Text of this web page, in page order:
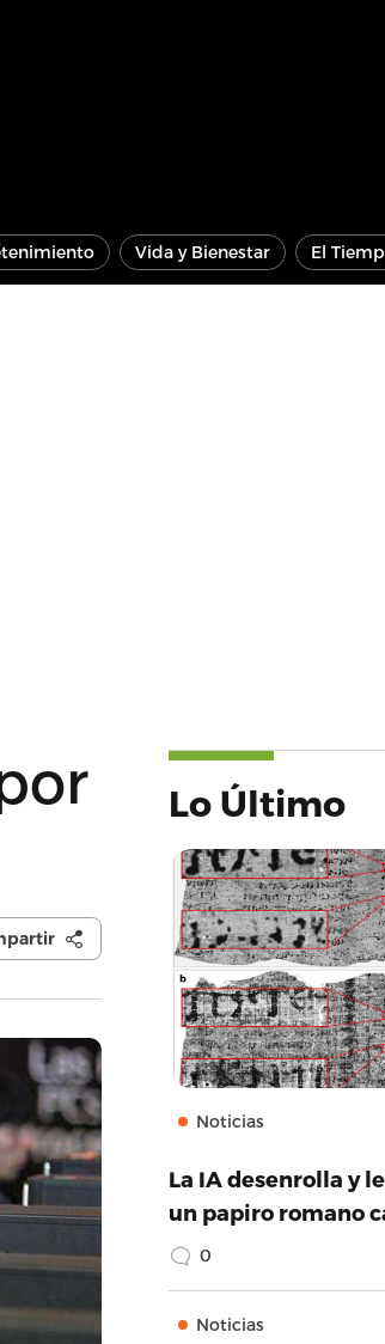
Vida y Bienestar El
Lo Último
Noticias
La IA desenrolla y
un papiro romano
0
Noticias